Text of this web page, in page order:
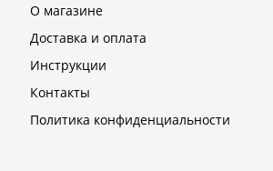
О магазине
Доставка и оплата
Инструкции
Контакты
Политика конфиденциальности